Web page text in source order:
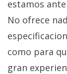
de
privacidad
Aviso
Legal
estamos
No ofrece
como para
gran